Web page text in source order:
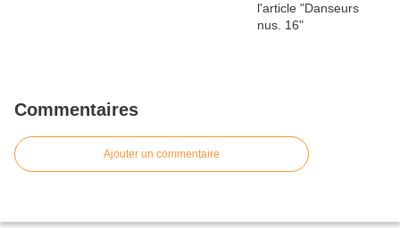
Commentaires
Ajouter un commentaire